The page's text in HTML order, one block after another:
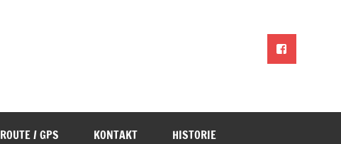
ROUTE / GPS KONTAKT HISTORIE